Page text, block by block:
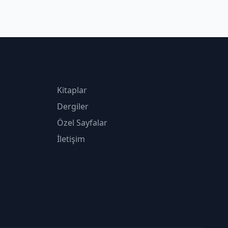
Kitaplar
Dergiler
Özel Sayfalar
İletişim